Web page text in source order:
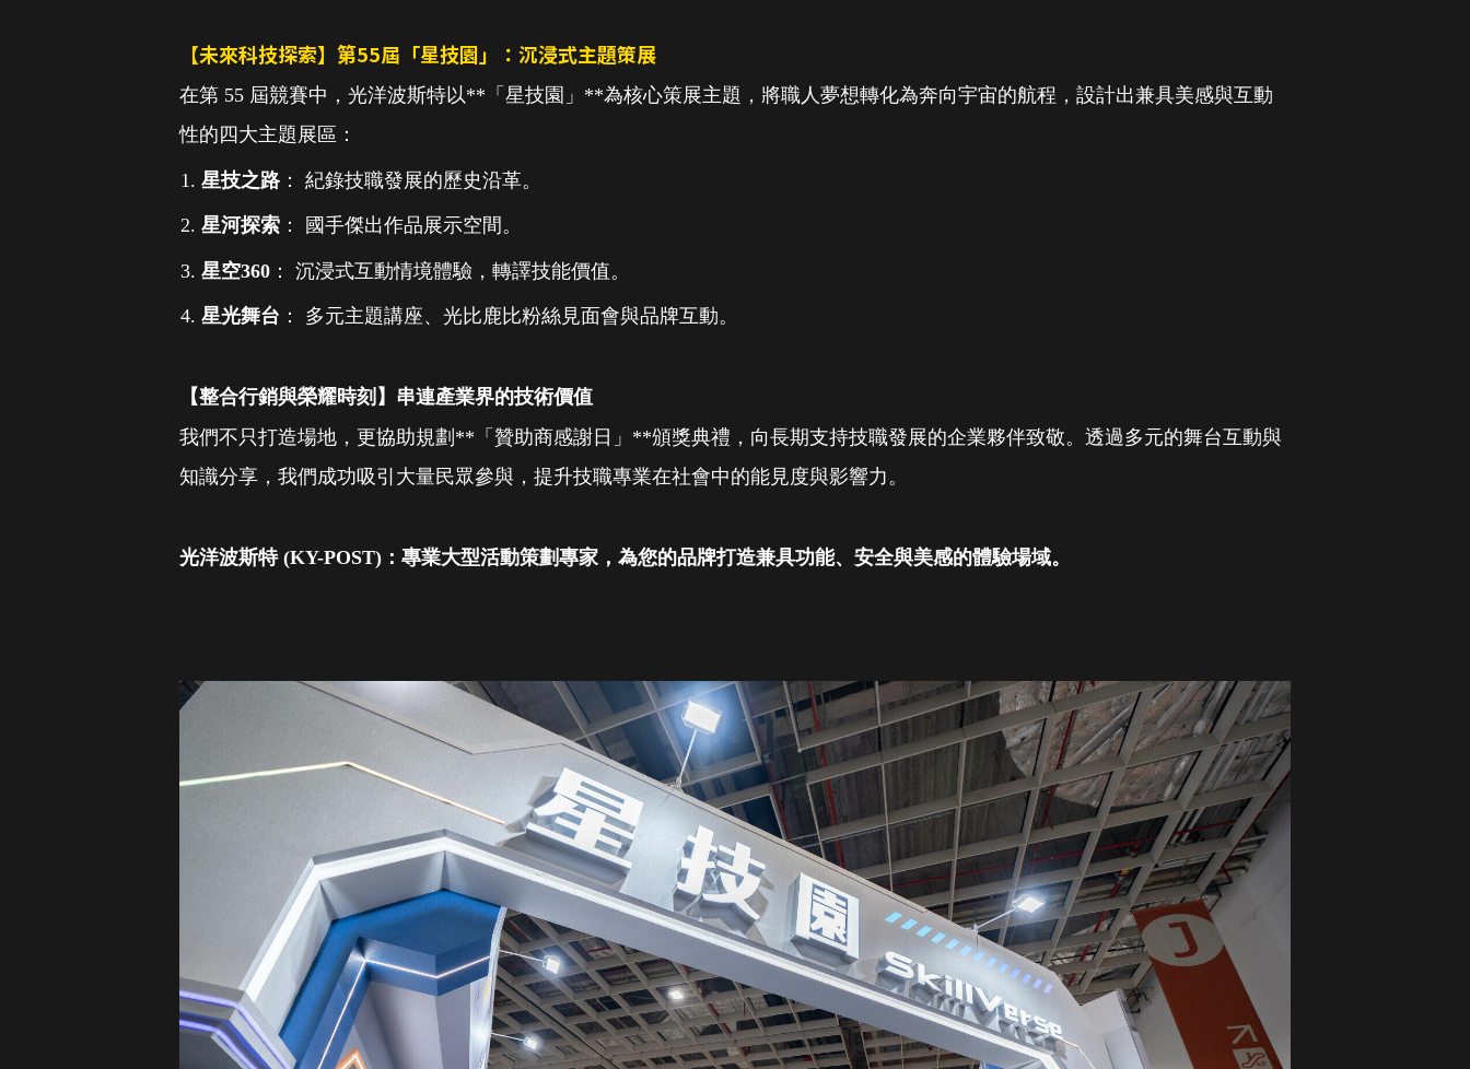
【未來科技探索】第55屆「星技園」：沉浸式主題策展
在第 55 屆競賽中，光洋波斯特以**「星技園」**為核心策展主題，將職人夢想轉化為奔向宇宙的航程，設計出兼具美感與互動
性的四大主題展區：
星技之路： 紀錄技職發展的歷史沿革。
星河探索 ： 國手傑出作品展示空間。
星空360 ： 沉浸式互動情境體驗，轉譯技能價值。
星光舞台 ： 多元主題講座、光比鹿比粉絲見面會與品牌互動。
【整合行銷與榮耀時刻】串連產業界的技術價值
我們不只打造場地，更協助規劃**「贊助商感謝日」**頒獎典禮，向長期支持技職發展的企業夥伴致敬。透過多元的舞台互動與
知識分享，我們成功吸引大量民眾參與，提升技職專業在社會中的能見度與影響力。
光洋波斯特 (KY-POST)：專業大型活動策劃專家，為您的品牌打造兼具功能、安全與美感的體驗場域。